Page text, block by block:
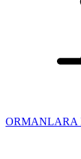
ORMANLARA